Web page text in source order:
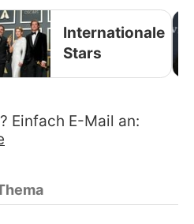
Internationale
Stars
Einfach E-Mail an: